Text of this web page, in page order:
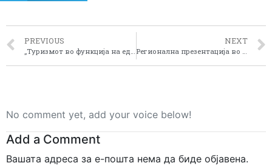
PREVIOUS NEXT
No comment yet, add your voice below!
Add a Comment
Вашата адреса за е-пошта нема да биде објавена.